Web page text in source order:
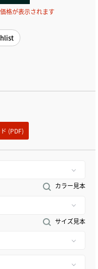
格が表示されます
(PDF)
カラー見本
サイズ見本